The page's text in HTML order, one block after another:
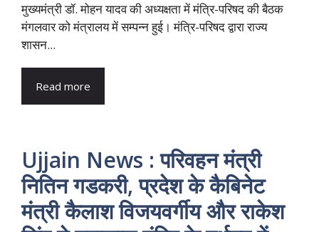
मुख्यमंत्री डॉ. मोहन यादव की अध्यक्षता में मंत्रि-परिषद की बैठक
मंगलवार को मंत्रालय में सम्पन्न हुई। मंत्रि-परिषद द्वारा राज्य
शासन...
Read more
Ujjain News : परिवहन मंत्री
नितिन गडकरी, प्रदेश के कैबिनेट
मंत्री कैलाश विजयवर्गीय और राकेश